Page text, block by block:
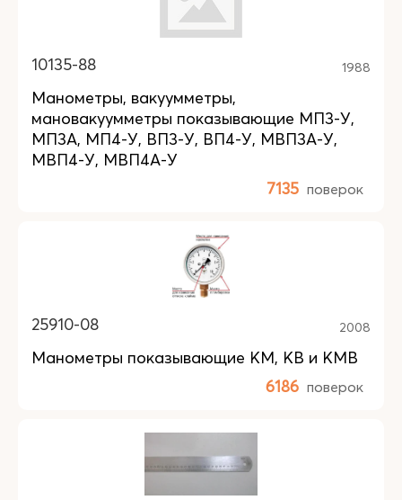
10135-88 1988
Манометры, вакуумметры,
мановакуумметры показывающие МП3-У,
МП3А, МП4-У, ВП3-У, ВП4-У, МВП3А-У,
МВП4-У, МВП4А-У
7135 поверок
25910-08 2008
Манометры показывающие КM, КB и КMB
6186 поверок